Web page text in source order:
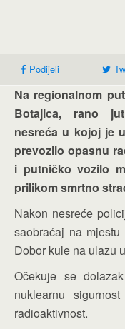
Podijeli
Na regionalnom
Botajica, rano
nesreća u kojoj je
prevozilo opasnu
i putničko vozilo
prilikom smrtno
Nakon nesreće
saobraćaj na
Dobor kule na ulazu
Očekuje se
nuklearnu
radioaktivnost.